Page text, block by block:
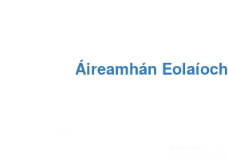
Áireamhán Eolaíoch